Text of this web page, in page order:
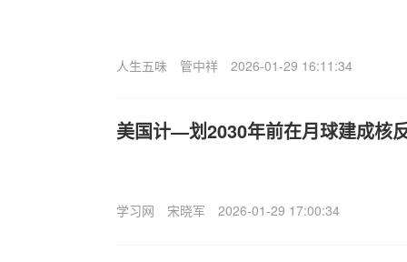
人生五味 管中祥 2026-01-29 16:11:34
美国计—划2030年前在月球建成核
学习网 宋晓军 2026-01-29 17:00:34